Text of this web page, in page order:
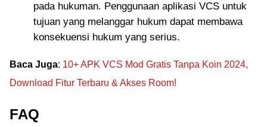
pada hukuman. Penggunaan aplikasi VCS untuk
tujuan yang melanggar hukum dapat membawa
konsekuensi hukum yang serius.
Baca Juga: 10+ APK VCS Mod Gratis Tanpa Koin 2024,
Download Fitur Terbaru & Akses Room!
FAQ